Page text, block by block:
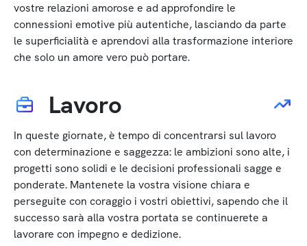
vostre relazioni amorose e ad approfondire le
connessioni emotive più autentiche, lasciando da parte
le superficialità e aprendovi alla trasformazione interiore
che solo un amore vero può portare.
Lavoro
In queste giornate, è tempo di concentrarsi sul lavoro
con determinazione e saggezza: le ambizioni sono alte, i
progetti sono solidi e le decisioni professionali sagge e
ponderate. Mantenete la vostra visione chiara e
perseguite con coraggio i vostri obiettivi, sapendo che il
successo sarà alla vostra portata se continuerete a
lavorare con impegno e dedizione.